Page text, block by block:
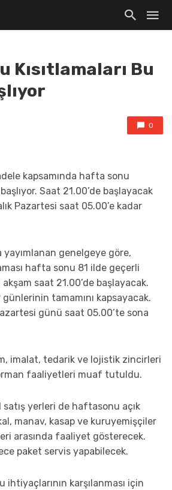
Kısıtlamaları Bu
0
kapsamında hafta sonu
Saat 21.00’de başlayacak
Pazartesi saat 05.00’e kadar
yayımlanan genelgeye göre,
hafta sonu 81 ilde geçerli
akşam saat 21.00’de başlayacak.
tamamını kapsayacak.
günü saat 05.00’te sona
imalat, tedarik ve lojistik zincirleri
faaliyetleri muaf tutuldu.
satış yerleri de haftasonu açık
manav, kasap ve kuruyemişçiler
arasında faaliyet gösterecek.
paket servis yapabilecek.
karşılanması için